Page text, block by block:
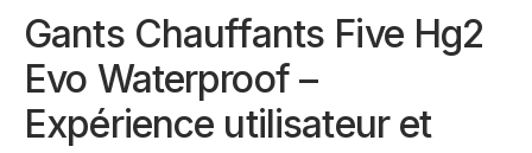
Gants Chauffants Five Hg2
Evo Waterproof –
Expérience utilisateur et